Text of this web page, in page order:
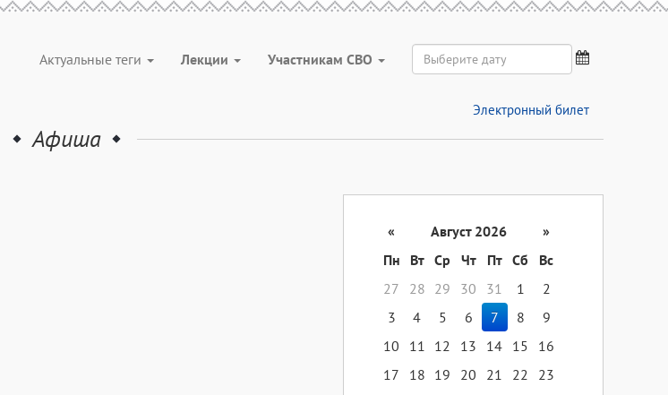
Актуальные теги Лекции Участникам СВО
Электронный билет
Афиша
« Август 2026
»
Пн
Вт Ср Чт Пт Сб
Вс
27
28 29 30 31 1
2
3
4 5 6 7 8
9
10
11 12 13 14 15
16
17
18 19 20 21 22
23